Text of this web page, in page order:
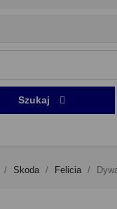
Szukaj
Skoda Felicia